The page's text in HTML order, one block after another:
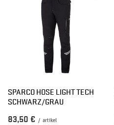
SPARCO HOSE LIGHT TECH
SCHWARZ/GRAU
83,50 € / artikel